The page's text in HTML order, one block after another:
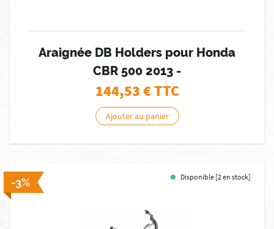
Araignée DB Holders pour Honda
CBR 500 2013 -
144,53€ TTC
Ajouter au panier
-3% Disponible [2 en stock]